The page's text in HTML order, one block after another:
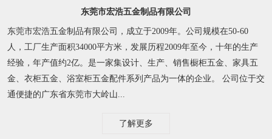
东莞市宏浩五金制品有限公司
东莞市宏浩五金制品有限公司，成立于2009年。公司规模在50-60
人，工厂生产面积34000平方米，发展历程2009年至今，十年的生产
经验，年产值约2亿。是一家集设计、生产、销售橱柜五金、家具五
金、衣柜五金、浴室柜五金配件系列产品为一体的企业。 公司位于交
通便捷的广东省东莞市大岭山...
了解更多